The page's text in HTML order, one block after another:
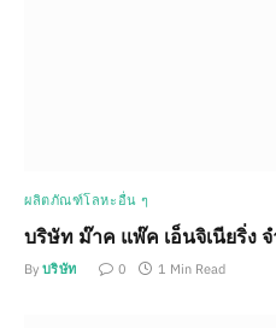
ผลิตภัณฑ์โลหะอื่น ๆ
บริษัท ม๊าค แพ๊ค เอ็นจิเนียริ่ง
By บริษัท 0 1 Min Read